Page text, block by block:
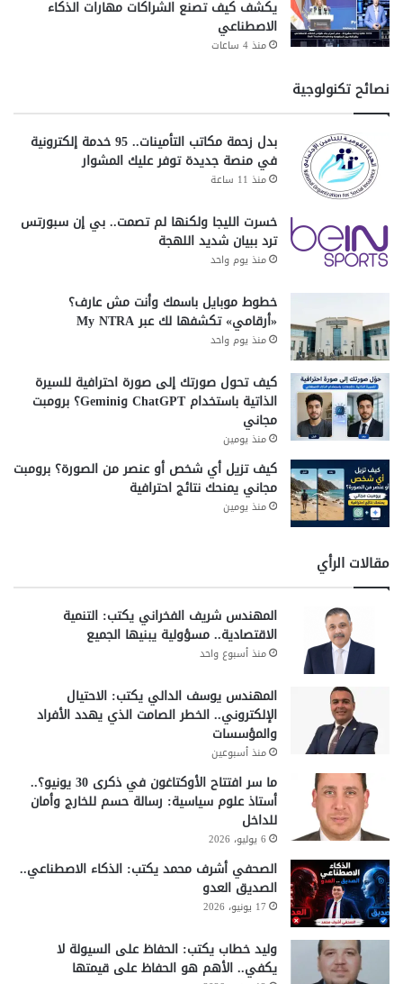
يكشف كيف تصنع الشراكات مهارات الذكاء
الاصطناعي
منذ 4 ساعات
نصائح تكنولوجية
بدل زحمة مكاتب التأمينات.. 95 خدمة إلكترونية
في منصة جديدة توفر عليك المشوار
منذ 11 ساعة
خسرت الليجا ولكنها لم تصمت.. بي إن سبورتس
ترد ببيان شديد اللهجة
منذ يوم واحد
خطوط موبايل باسمك وأنت مش عارف؟
«أرقامي» تكشفها لك عبر My NTRA
منذ يوم واحد
كيف تحول صورتك إلى صورة احترافية للسيرة
الذاتية باستخدام ChatGPT وGemini؟ برومبت
مجاني
منذ يومين
كيف تزيل أي شخص أو عنصر من الصورة؟ برومبت
مجاني يمنحك نتائج احترافية
منذ يومين
مقالات الرأي
المهندس شريف الفخراني يكتب: التنمية
الاقتصادية.. مسؤولية يبنيها الجميع
منذ أسبوع واحد
المهندس يوسف الدالي يكتب: الاحتيال
الإلكتروني.. الخطر الصامت الذي يهدد الأفراد
والمؤسسات
منذ أسبوعين
ما سر افتتاح الأوكتاغون في ذكرى 30 يونيو؟..
أستاذ علوم سياسية: رسالة حسم للخارج وأمان
للداخل
6 يوليو، 2026
الصحفي أشرف محمد يكتب: الذكاء الاصطناعي..
الصديق العدو
17 يونيو، 2026
وليد خطاب يكتب: الحفاظ على السيولة لا
يكفي.. الأهم هو الحفاظ على قيمتها